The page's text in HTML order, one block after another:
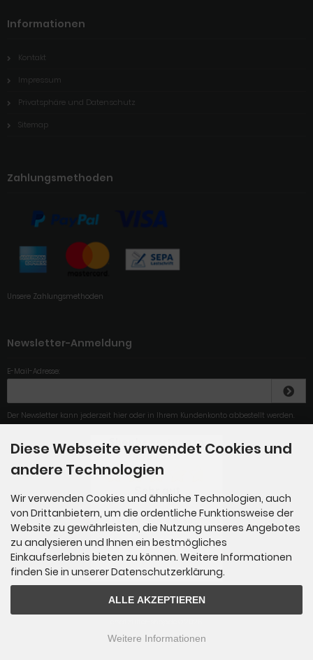
Informationen
Kontakt
Impressum
Privatsphäre und Datenschutz
Sitemap
Zahlungsmethoden
Unsere Zahlungsmethoden
Newsletter-Anmeldung
E-Mail-Adresse:
Der Newsletter kann jederzeit hier oder in Ihrem Kundenkonto abbestellt werden.
4.79/5.00
Habe jetzt zum zweiten mal
Gesamt: 284
Diese Webseite verwendet Cookies und
andere Technologien
Wir verwenden Cookies und ähnliche Technologien, auch
von Drittanbietern, um die ordentliche Funktionsweise der
Website zu gewährleisten, die Nutzung unseres Angebotes
zu analysieren und Ihnen ein bestmögliches
Einkaufserlebnis bieten zu können. Weitere Informationen
finden Sie in unserer Datenschutzerklärung.
ALLE AKZEPTIEREN
Weitere Informationen